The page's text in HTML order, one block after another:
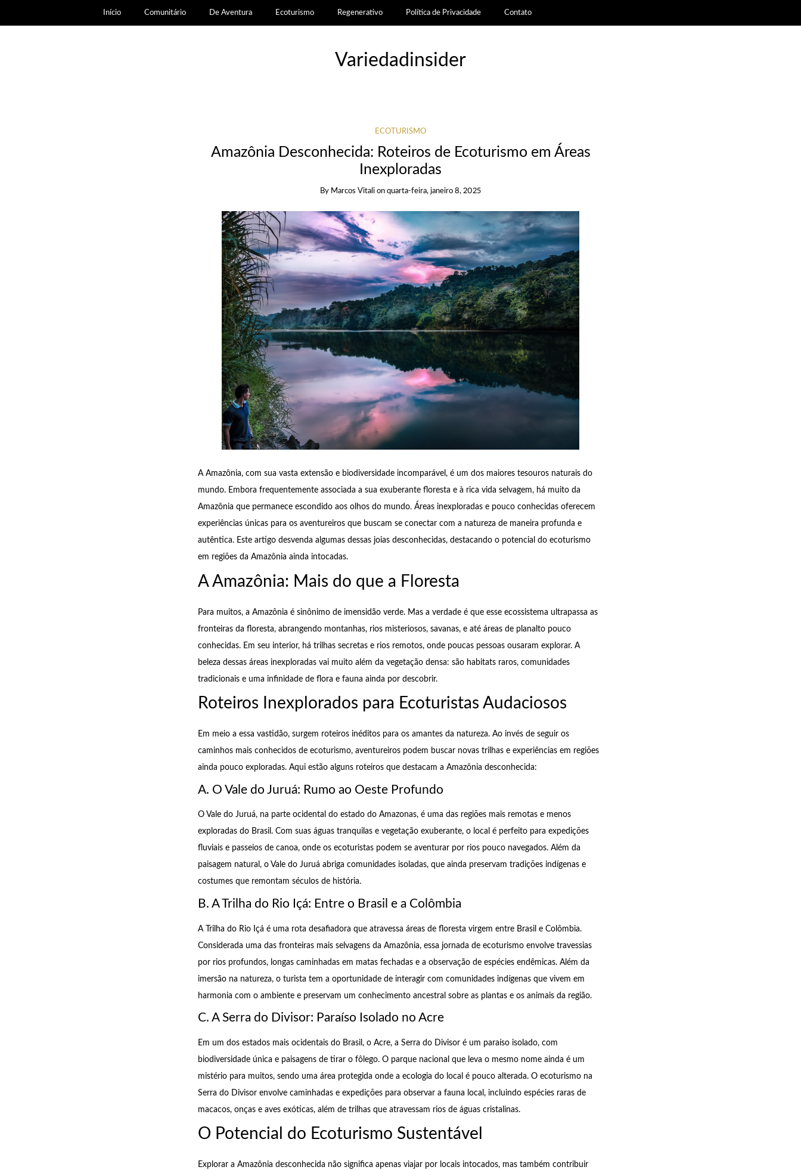
Início Comunitário De Aventura Ecoturismo Regenerativo Política de Privacidade Contato
Variedadinsider
ECOTURISMO
Amazônia Desconhecida: Roteiros de Ecoturismo em Áreas
Inexploradas
By Marcos Vitali on quarta-feira, janeiro 8, 2025
A Amazônia, com sua vasta extensão e biodiversidade incomparável, é um dos maiores tesouros naturais do
mundo. Embora frequentemente associada a sua exuberante floresta e à rica vida selvagem, há muito da
Amazônia que permanece escondido aos olhos do mundo. Áreas inexploradas e pouco conhecidas oferecem
experiências únicas para os aventureiros que buscam se conectar com a natureza de maneira profunda e
autêntica. Este artigo desvenda algumas dessas joias desconhecidas, destacando o potencial do ecoturismo
em regiões da Amazônia ainda intocadas.
A Amazônia: Mais do que a Floresta
Para muitos, a Amazônia é sinônimo de imensidão verde. Mas a verdade é que esse ecossistema ultrapassa as
fronteiras da floresta, abrangendo montanhas, rios misteriosos, savanas, e até áreas de planalto pouco
conhecidas. Em seu interior, há trilhas secretas e rios remotos, onde poucas pessoas ousaram explorar. A
beleza dessas áreas inexploradas vai muito além da vegetação densa: são habitats raros, comunidades
tradicionais e uma infinidade de flora e fauna ainda por descobrir.
Roteiros Inexplorados para Ecoturistas Audaciosos
Em meio a essa vastidão, surgem roteiros inéditos para os amantes da natureza. Ao invés de seguir os
caminhos mais conhecidos de ecoturismo, aventureiros podem buscar novas trilhas e experiências em regiões
ainda pouco exploradas. Aqui estão alguns roteiros que destacam a Amazônia desconhecida:
A. O Vale do Juruá: Rumo ao Oeste Profundo
O Vale do Juruá, na parte ocidental do estado do Amazonas, é uma das regiões mais remotas e menos
exploradas do Brasil. Com suas águas tranquilas e vegetação exuberante, o local é perfeito para expedições
fluviais e passeios de canoa, onde os ecoturistas podem se aventurar por rios pouco navegados. Além da
paisagem natural, o Vale do Juruá abriga comunidades isoladas, que ainda preservam tradições indígenas e
costumes que remontam séculos de história.
B. A Trilha do Rio Içá: Entre o Brasil e a Colômbia
A Trilha do Rio Içá é uma rota desafiadora que atravessa áreas de floresta virgem entre Brasil e Colômbia.
Considerada uma das fronteiras mais selvagens da Amazônia, essa jornada de ecoturismo envolve travessias
por rios profundos, longas caminhadas em matas fechadas e a observação de espécies endêmicas. Além da
imersão na natureza, o turista tem a oportunidade de interagir com comunidades indígenas que vivem em
harmonia com o ambiente e preservam um conhecimento ancestral sobre as plantas e os animais da região.
C. A Serra do Divisor: Paraíso Isolado no Acre
Em um dos estados mais ocidentais do Brasil, o Acre, a Serra do Divisor é um paraíso isolado, com
biodiversidade única e paisagens de tirar o fôlego. O parque nacional que leva o mesmo nome ainda é um
mistério para muitos, sendo uma área protegida onde a ecologia do local é pouco alterada. O ecoturismo na
Serra do Divisor envolve caminhadas e expedições para observar a fauna local, incluindo espécies raras de
macacos, onças e aves exóticas, além de trilhas que atravessam rios de águas cristalinas.
O Potencial do Ecoturismo Sustentável
Explorar a Amazônia desconhecida não significa apenas viajar por locais intocados, mas também contribuir